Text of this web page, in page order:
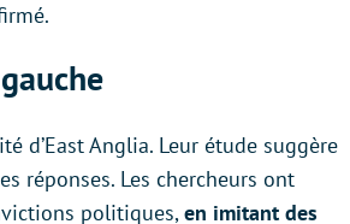
d’East Anglia. Leur étude suggère
réponses. Les chercheurs ont
politiques,en imitant des